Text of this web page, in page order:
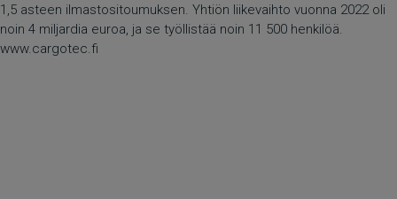
1,5 asteen ilmastositoumuksen. Yhtiön liikevaihto vuonna 2022 oli
noin 4 miljardia euroa, ja se työllistää noin 11 500 henkilöä.
www.cargotec.fi